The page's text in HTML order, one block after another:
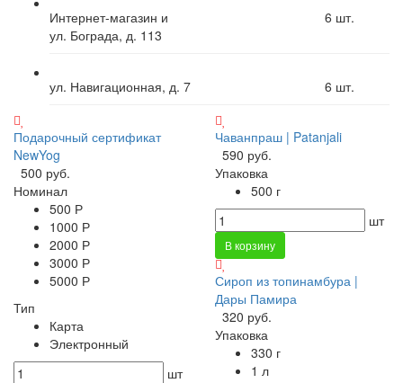
Интернет-магазин и
ул. Бограда, д. 113
6 шт.
ул. Навигационная, д. 7 6 шт.
Подарочный сертификат
NewYog
500 руб.
Номинал
500 Р
1000 Р
2000 Р
3000 Р
5000 Р
Тип
Карта
Электронный
шт
Чаванпраш | Patanjali
590 руб.
Упаковка
500 г
шт
В корзину
Сироп из топинамбура |
Дары Памира
320 руб.
Упаковка
330 г
1 л